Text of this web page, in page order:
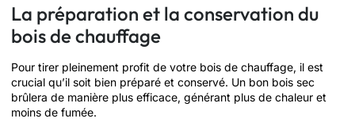
La préparation et la conservation du
bois de chauffage
Pour tirer pleinement profit de votre bois de chauffage, il est
crucial qu’il soit bien préparé et conservé. Un bon bois sec
brûlera de manière plus efficace, générant plus de chaleur et
moins de fumée.